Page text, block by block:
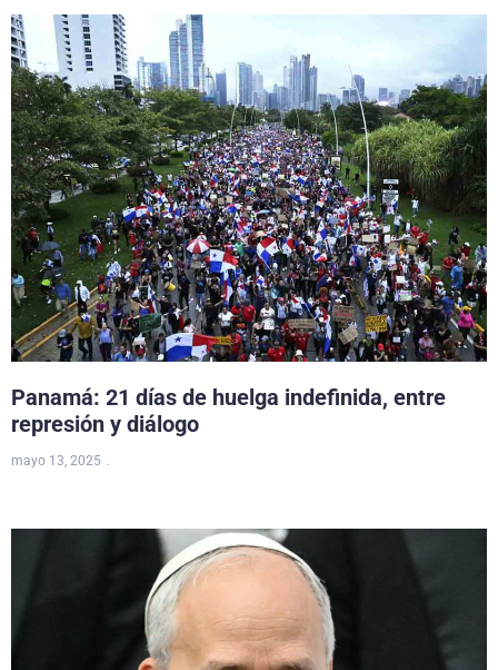
Panamá: 21 días de huelga indefinida, entre
represión y diálogo
mayo 13, 2025